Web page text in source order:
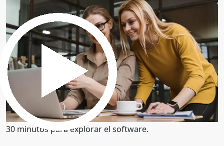
30 minutos para explorar el software.
Obtenga una demostración
30 minutos para explorar el software.